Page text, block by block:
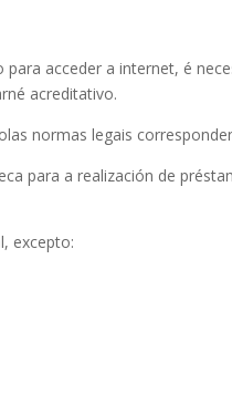
acceder a internet, é
acreditativo.
normas legais
para a realización de
excepto: